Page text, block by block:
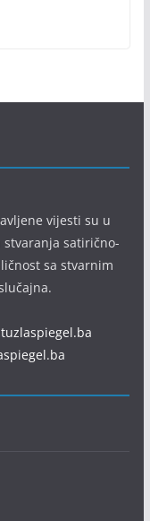
vijesti su u
satirično-
sa stvarnim